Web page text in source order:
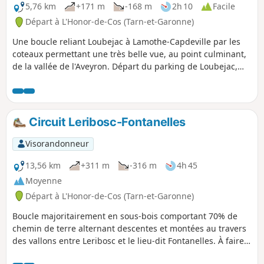
5,76 km
+171 m -168 m 2h 10
Facile
Départ à L'Honor-de-Cos (Tarn-et-Garonne)
Une boucle reliant Loubejac à Lamothe-Capdeville par les
coteaux permettant une très belle vue, au point culminant,
de la vallée de l'Aveyron. Départ du parking de Loubejac,
sous-bois, vergers et champs. À faire à pied ou VTT.
Circuit Leribosc-Fontanelles
Visorandonneur
13,56 km
+311 m -316 m
4h 45
Moyenne
Départ à L'Honor-de-Cos (Tarn-et-Garonne)
Boucle majoritairement en sous-bois comportant 70% de
chemin de terre alternant descentes et montées au travers
des vallons entre Leribosc et le lieu-dit Fontanelles. À faire à